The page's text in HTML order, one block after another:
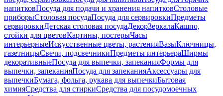
напитковПосуда для подачи и хранения напитковСтоловые
приборыСтоловая посудаПосуда для сервировкиПредметы
сервировкиДетская столовая посудаДекорЗеркалаКашпо,
стойки для цветовКартины, постерыЧасы
интерьерныеИскусственные цветы, растенияВазыКлючницы,
газетницыСвечи, подсвечникиПредметы интерьераШирмы
декоративныеПосуда для выпечки, запеканияФормы для
выпечки, запеканияПосуда для запеканияАксессуары для
выпечкиБумага, фольга, рукава для выпечкиБытовая
химияСредства для стиркиСредства для посудомоечных